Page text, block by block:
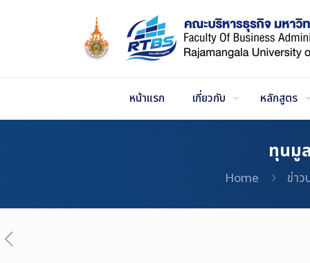
หน้าแรก เกี่ยวกับ หลักสูตร
ทุนมู
Home ข่าว